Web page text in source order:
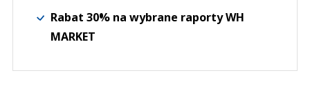
Rabat 30% na wybrane raporty WH
MARKET